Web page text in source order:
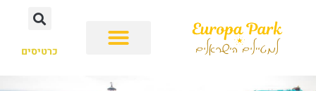
כרטיסים